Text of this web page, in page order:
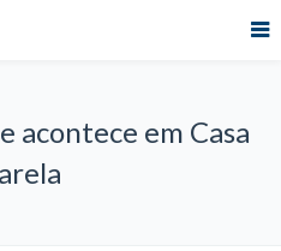
acontece em Casa